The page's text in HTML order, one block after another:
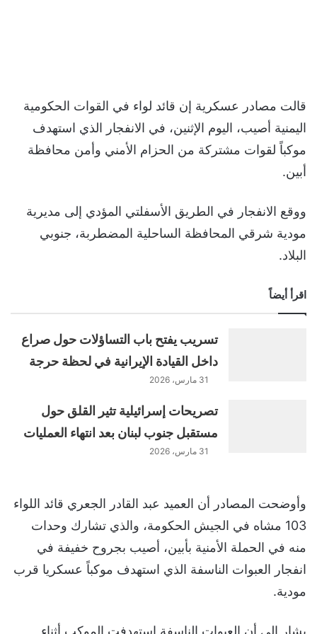
قالت مصادر عسكرية إن قائد لواء في القوات الحكومية
اليمنية أصيب، اليوم الإثنين، في الانفجار الذي استهدف
موكباً لقوات مشتركة من الحزام الأمني وأمن محافظة
أبين.
ووقع الانفجار في الطريق الأسفلتي المؤدي إلى مديرية
مودية شرقي المحافظة الساحلية المضطربة، جنوبي
البلاد.
اقرأ أيضاً
تسريب يفتح باب التساؤلات حول صراع
داخل القيادة الإيرانية في لحظة حرجة
31 مارس، 2026
تصريحات إسرائيلية تثير القلق حول
مستقبل جنوب لبنان بعد انتهاء العمليات
31 مارس، 2026
وأوضحت المصادر أن العميد عبد القادر الجعري قائد اللواء
103 مشاه في الجيش الحكومة، والذي تشارك وحدات
منه في الحملة الأمنية بأبين، أصيب بجروح خفيفة في
انفجار العبوات الناسفة الذي استهدف موكباً عسكريا قرب
مودية.
يشار إلى أن العبوات الناسفة استهدفت الموكب أثناء